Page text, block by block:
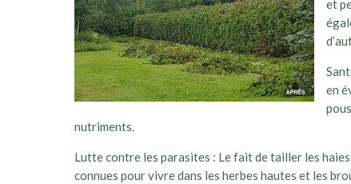
et
en
nutriments.
Lutte contre les parasites : Le fait de tailler les
connues pour vivre dans les herbes hautes et les